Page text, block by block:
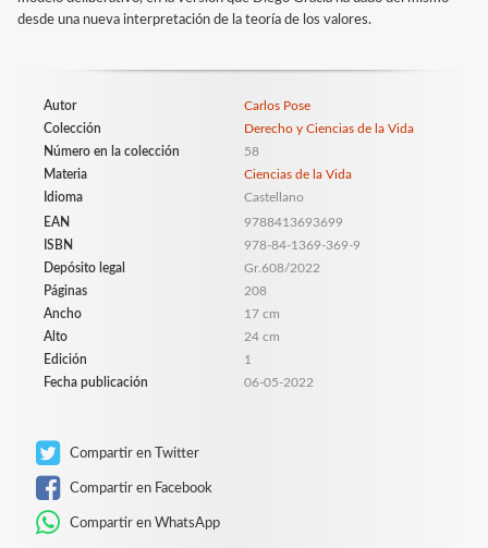
desde una nueva interpretación de la teoría de los valores.
Autor
Carlos Pose
Colección
Derecho y Ciencias de la Vida
Número en la colección
58
Materia
Ciencias de la Vida
Idioma
Castellano
EAN
9788413693699
ISBN
978-84-1369-369-9
Depósito legal
Gr.608/2022
Páginas
208
Ancho
17 cm
Alto
24 cm
Edición
1
Fecha publicación
06-05-2022
Compartir en Twitter
Compartir en Facebook
Compartir en WhatsApp